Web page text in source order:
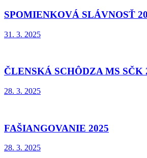
SPOMIENKOVÁ SLÁVNOSŤ
31. 3. 2025
ČLENSKÁ SCHÔDZA MS SČK
28. 3. 2025
FAŠIANGOVANIE 2025
28. 3. 2025